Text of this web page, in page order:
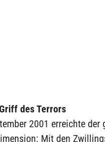
des Terrors
2001 erreichte der
Mit den